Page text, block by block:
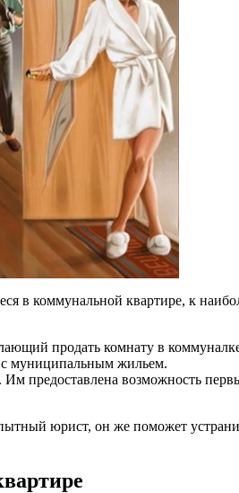
в коммунальной квартире, к
продать комнату в
с муниципальным жильем.
предоставлена возможность
юрист, он же поможет